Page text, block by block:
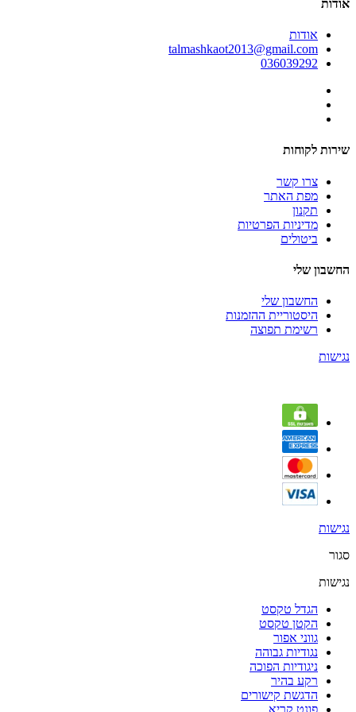
אודות
אודות
talmashkaot2013@gmail.com
036039292
שירות לקוחות
צרו קשר
מפת האתר
תקנון
מדיניות הפרטיות
ביטולים
החשבון שלי
החשבון שלי
היסטוריית ההזמנות
רשימת תפוצה
נגישות
נגישות
סגור
נגישות
הגדל טקסט
הקטן טקסט
גווני אפור
נגודיות גבוהה
ניגודיות הפוכה
רקע בהיר
הדגשת קישורים